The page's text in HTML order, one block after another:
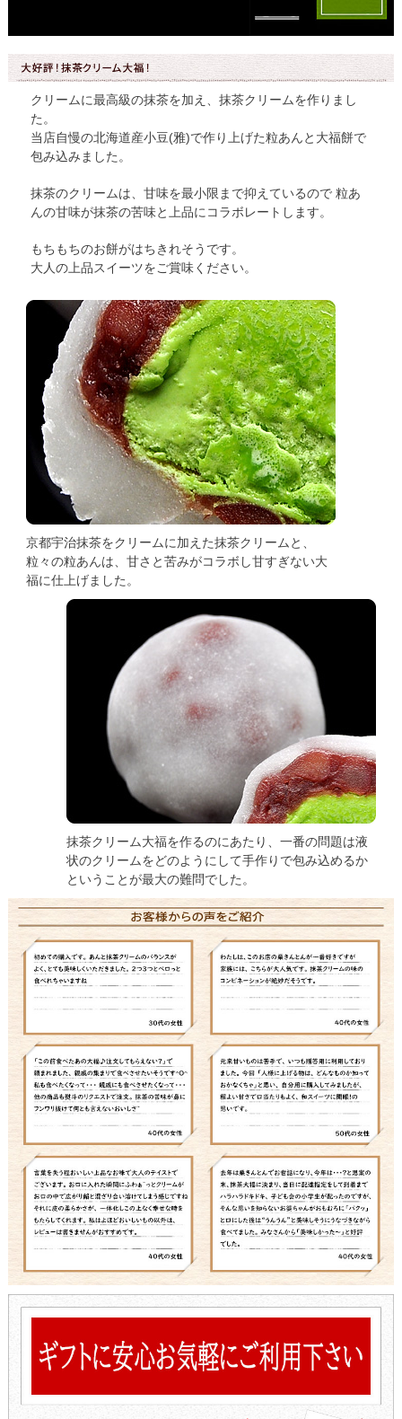
クリームに最高級の抹茶を加え、抹茶クリームを作りまし
た。
当店自慢の北海道産小豆(雅)で作り上げた粒あんと大福餅で
包み込みました。
抹茶のクリームは、甘味を最小限まで抑えているので 粒あ
んの甘味が抹茶の苦味と上品にコラボレートします。
もちもちのお餅がはちきれそうです。
大人の上品スイーツをご賞味ください。
京都宇治抹茶をクリームに加えた抹茶クリームと、
粒々の粒あんは、甘さと苦みがコラボし甘すぎない大
福に仕上げました。
抹茶クリーム大福を作るのにあたり、一番の問題は液
状のクリームをどのようにして手作りで包み込めるか
ということが最大の難問でした。